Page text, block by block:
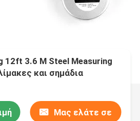
12ft 3.6 M Steel Measuring
και σημάδια
Μας ελάτε σε